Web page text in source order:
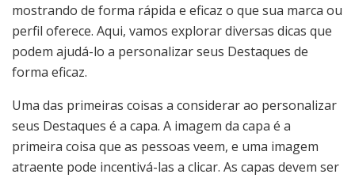
mostrando de forma rápida e eficaz o que sua marca ou
perfil oferece. Aqui, vamos explorar diversas dicas que
podem ajudá-lo a personalizar seus Destaques de
forma eficaz.
Uma das primeiras coisas a considerar ao personalizar
seus Destaques é a capa. A imagem da capa é a
primeira coisa que as pessoas veem, e uma imagem
atraente pode incentivá-las a clicar. As capas devem ser